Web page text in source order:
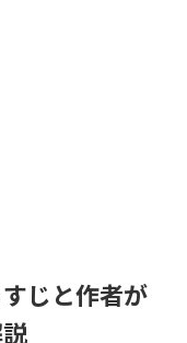
じと作者が